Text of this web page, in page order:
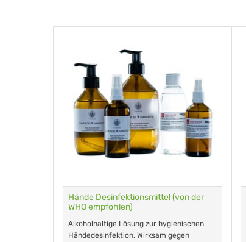
Hände Desinfektionsmittel (von der
WHO empfohlen)
Alkoholhaltige Lösung zur hygienischen
Händedesinfektion. Wirksam gegen